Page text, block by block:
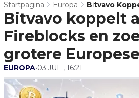
Startpagina Europa
Bitvavo
Zoekt
Bitvavo koppelt
Fireblocks en
grotere
EUROPA•03 JUL , 16:21